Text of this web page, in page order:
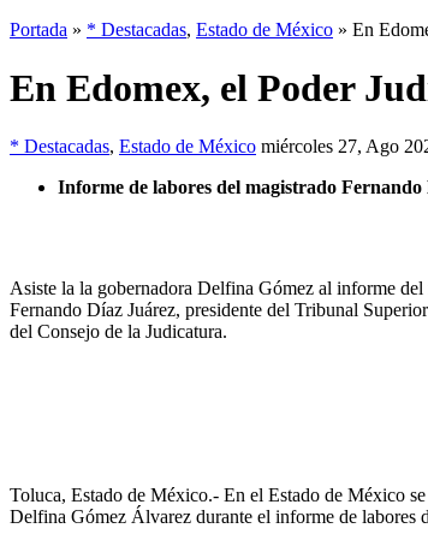
Portada » * Destacadas, Estado de México » En
En Edomex, el Poder
* Destacadas, Estado de México miércoles 27, Ago
Informe de labores del magistrado Fernando
Asiste la la gobernadora Delfina Gómez al informe del
Fernando Díaz Juárez, presidente del Tribunal
del Consejo de la Judicatura.
Toluca, Estado de México.- En el Estado de México
Delfina Gómez Álvarez durante el informe de labores